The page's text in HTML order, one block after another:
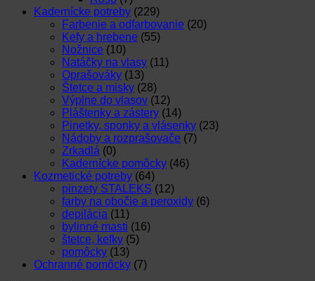
Kadernícke potreby (229)
Farbenie a odfarbovanie (20)
Kefy a hrebene (55)
Nožnice (10)
Natáčky na vlasy (11)
Oprašováky (13)
Štetce a misky (28)
Výplne do vlasov (12)
Pláštenky a zástery (14)
Pinetky, sponky a vlásenky (23)
Nádoby a rozprašovače (7)
Zrkadlá (0)
Kadernícke pomôcky (46)
Kozmetické potreby (64)
pinzety STALEKS (12)
farby na obočie a peroxidy (6)
depilácia (11)
bylinné masti (16)
štetce, kefky (5)
pomôcky (13)
Ochranné pomôcky (7)